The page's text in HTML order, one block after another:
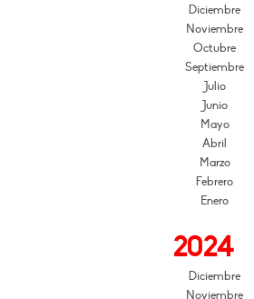
Diciembre
Noviembre
Octubre
Septiembre
Julio
Junio
Mayo
Abril
Marzo
Febrero
Enero
2024
Diciembre
Noviembre